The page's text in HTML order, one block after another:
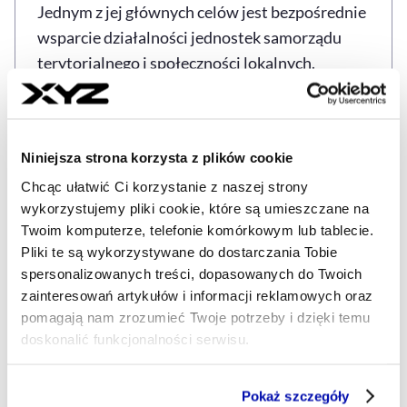
Niniejsza strona korzysta z plików cookie
Chcąc ułatwić Ci korzystanie z naszej strony
wykorzystujemy pliki cookie, które są umieszczane na
Twoim komputerze, telefonie komórkowym lub tablecie.
Pliki te są wykorzystywane do dostarczania Tobie
spersonalizowanych treści, dopasowanych do Twoich
zainteresowań artykułów i informacji reklamowych oraz
pomagają nam zrozumieć Twoje potrzeby i dzięki temu
doskonalić funkcjonalności serwisu.
Pokaż szczegóły
Jednym z jej głównych celów jest bezpośrednie
wsparcie działalności jednostek samorządu
terytorialnego i społeczności lokalnych.
Bank deklaruje, że będzie działać w oparciu o
środki krajowe, jak i fundusze europejskie, w
tym z KPO. Celem jest nie tylko finansowanie,
ale też wspieranie transformacji lokalnych
wspólnot.
BGK określa się jako bank wszystkich szczebli
samorządowych – od gmin wiejskich po
województwa. Poprzez Fundusz
rozszerzyć swoje działania w obszarze